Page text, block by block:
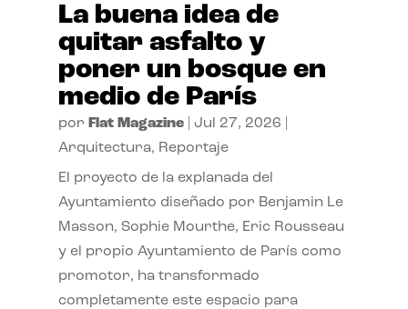
La buena idea de
quitar asfalto y
poner un bosque en
medio de París
por Flat Magazine| Jul 27, 2026
Arquitectura, Reportaje
El proyecto de la explanada del
Ayuntamiento diseñado por Benjamin Le
Masson, Sophie Mourthe, Eric Rousseau
y el propio Ayuntamiento de París como
promotor, ha transformado
completamente este espacio para